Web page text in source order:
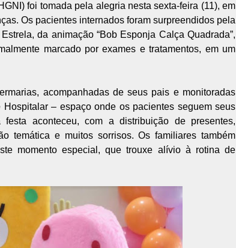
foi tomada pela alegria nesta sexta-feira (11), em
Os pacientes internados foram surpreendidos pela
da animação “Bob Esponja Calça Quadrada”,
marcado por exames e tratamentos, em um
acompanhadas de seus pais e monitoradas
– espaço onde os pacientes seguem seus
aconteceu, com a distribuição de presentes,
temática e muitos sorrisos. Os familiares também
momento especial, que trouxe alívio à rotina de